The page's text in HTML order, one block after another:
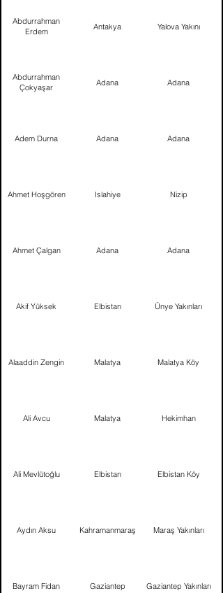
Abdurrahman
Erdem
Antakya Yalova Yakını
Abdurrahman
Çokyaşar
Adana Adana
Adem Durna Adana Adana
Ahmet Hoşgören Islahiye Nizip
Ahmet Çalgan Adana Adana
Akif Yüksek Elbistan Ünye Yakınları
Alaaddin Zengin Malatya Malatya Köy
Ali Avcu Malatya Hekimhan
Ali Mevlütoğlu Elbistan Elbistan Köy
Aydın Aksu Kahramanmaraş Maraş Yakınları
Bayram Fidan Gaziantep Gaziantep Yakınları